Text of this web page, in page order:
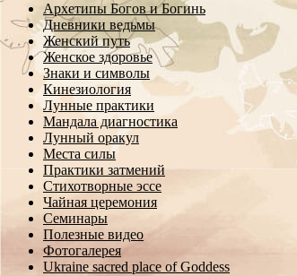
Архетипы Богов и Богинь
Дневники ведьмы
Женский путь
Женское здоровье
Знаки и символы
Кинезиология
Лунные практики
Мандала диагностика
Лунный оракул
Места силы
Практики затмений
Стихотворные эссе
Чайная церемония
Семинары
Полезные видео
Фотогалерея
Ukraine sacred place of Goddess